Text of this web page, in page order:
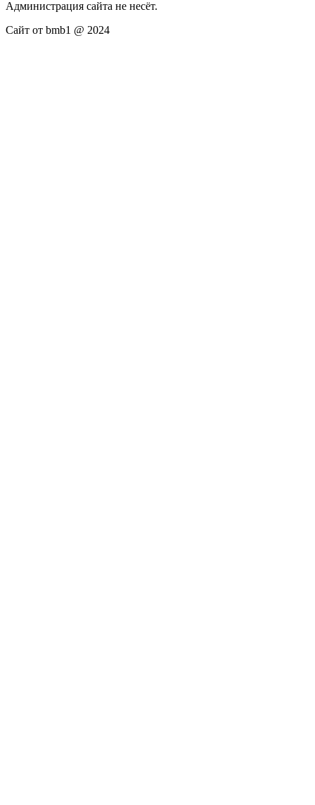
Администрация сайта не несёт.
Сайт от bmb1 @ 2024